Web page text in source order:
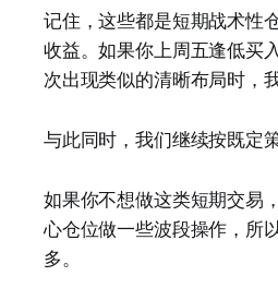
记住，这些都是短期战术性
收益。如果你上周五逢低买
次出现类似的清晰布局时，
与此同时，我们继续按既定
如果你不想做这类短期交易
心仓位做一些波段操作，所
多。